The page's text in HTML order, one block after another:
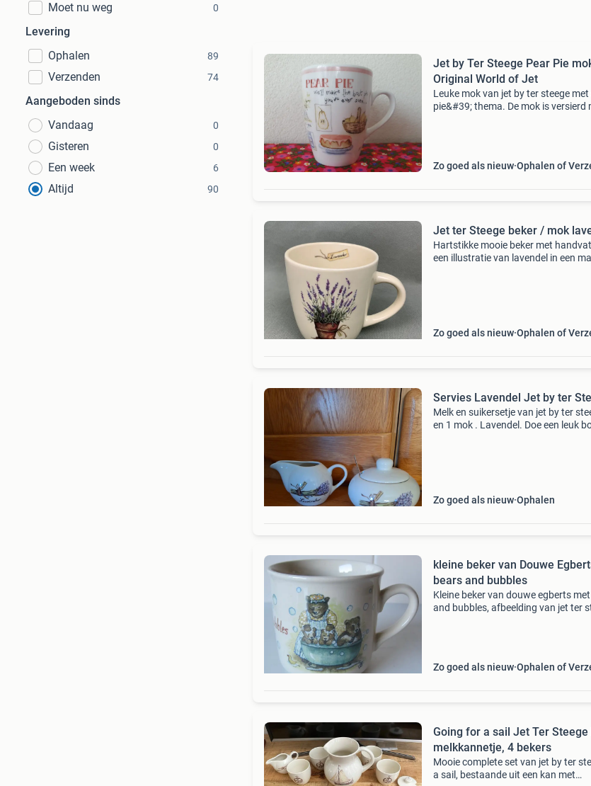
Moet nu weg
0
Levering
Ophalen
89
Verzenden 74
Aangeboden sinds
Vandaag
0
Gisteren 0
Een week 6
Altijd 90
Jet by Ter Steege Pear Pie
Original World of Jet
Leuke mok van jet by ter steege
pie&#39; thema. De mok is versierd
Zo goed als nieuw Ophalen of
Jet ter Steege beker / mok
Hartstikke mooie beker met
een illustratie van lavendel in een
Zo goed als nieuw Ophalen of
Servies Lavendel Jet by ter
Melk en suikersetje van jet by ter
en 1 mok . Lavendel. Doe een leuk
Zo goed als nieuw Ophalen
kleine beker van Douwe
bears and bubbles
Kleine beker van douwe egberts
and bubbles, afbeelding van jet ter
Zo goed als nieuw Ophalen of
Going for a sail Jet Ter Steege
melkkannetje, 4 bekers
Mooie complete set van jet by ter
a sail, bestaande uit een kan met